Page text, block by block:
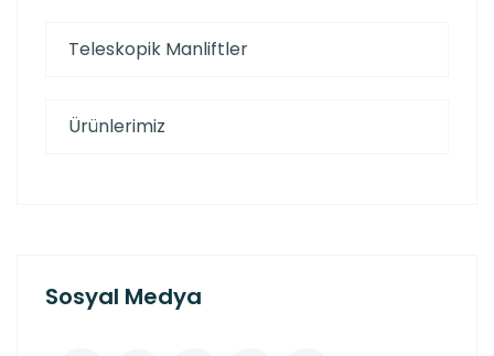
Teleskopik Manliftler
Ürünlerimiz
Sosyal Medya